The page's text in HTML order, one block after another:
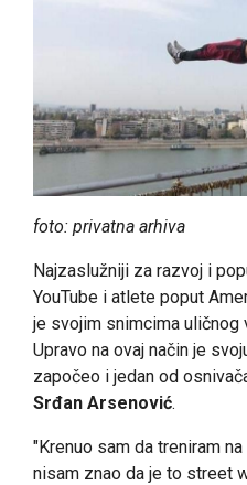
foto: privatna arhiva
Najzaslužniji za razvoj i
YouTube i atlete poput
je svojim snimcima uličnog
Upravo na ovaj način je
započeo i jedan od
Srđan Arsenović.
"Krenuo sam da treniram
nisam znao da je to street